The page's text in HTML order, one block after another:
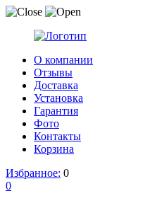
О компании
Отзывы
Доставка
Установка
Гарантия
Фото
Контакты
Корзина
Избранное: 0
0